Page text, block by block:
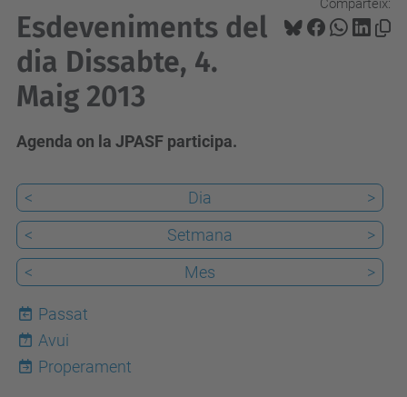
Comparteix:
Esdeveniments del
dia Dissabte, 4.
Maig 2013
Agenda on la JPASF participa.
< Dia
>
<
Setmana
>
<
Mes >
Passat
7
Avui
Properament